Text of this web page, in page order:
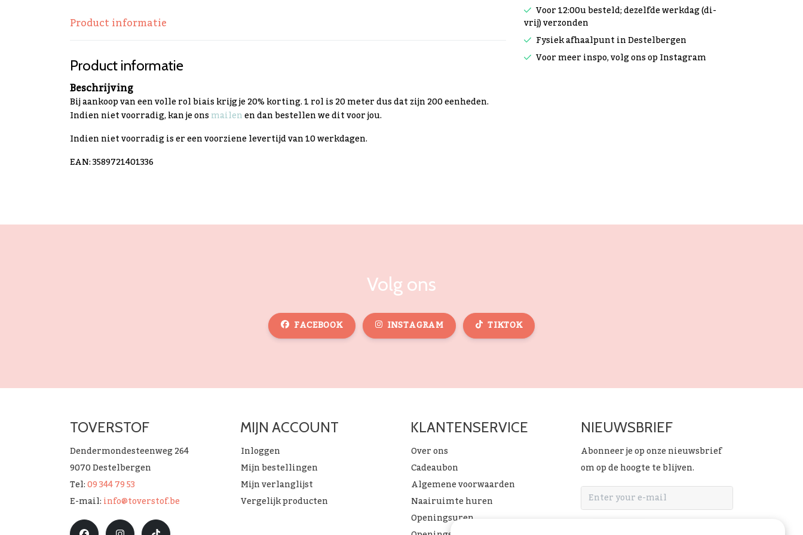
Voor 12:00u besteld; dezelfde werkdag (di-
vrij) verzonden
Fysiek afhaalpunt in Destelbergen
Voor meer inspo, volg ons op Instagram
Product informatie
Product informatie
Beschrijving
Bij aankoop van een volle rol biais krijg je 20% korting. 1 rol is 20 meter dus dat zijn 200 eenheden.
Indien niet voorradig, kan je onsmailenen dan bestellen we dit voor jou.
Indien niet voorradig is er een voorziene levertijd van 10 werkdagen.
EAN: 3589721401336
Volg ons
FACEBOOK INSTAGRAM TIKTOK
TOVERSTOF
Dendermondesteenweg 264
9070 Destelbergen
Tel:09 344 79 53
E-mail:info@toverstof.be
MIJN ACCOUNT
Inloggen
Mijn bestellingen
Mijn verlanglijst
Vergelijk producten
KLANTENSERVICE
Over ons
Cadeaubon
Algemene voorwaarden
Naairuimte huren
Openingsuren
NIEUWSBRIEF
Abonneer je op onze nieuwsbrief
om op de hoogte te blijven.